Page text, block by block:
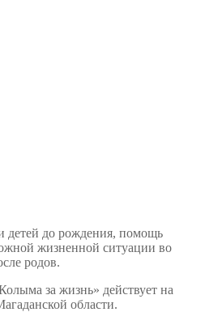
до рождения, помощь
жизненной ситуации во
родов.
за жизнь» действует на
области.